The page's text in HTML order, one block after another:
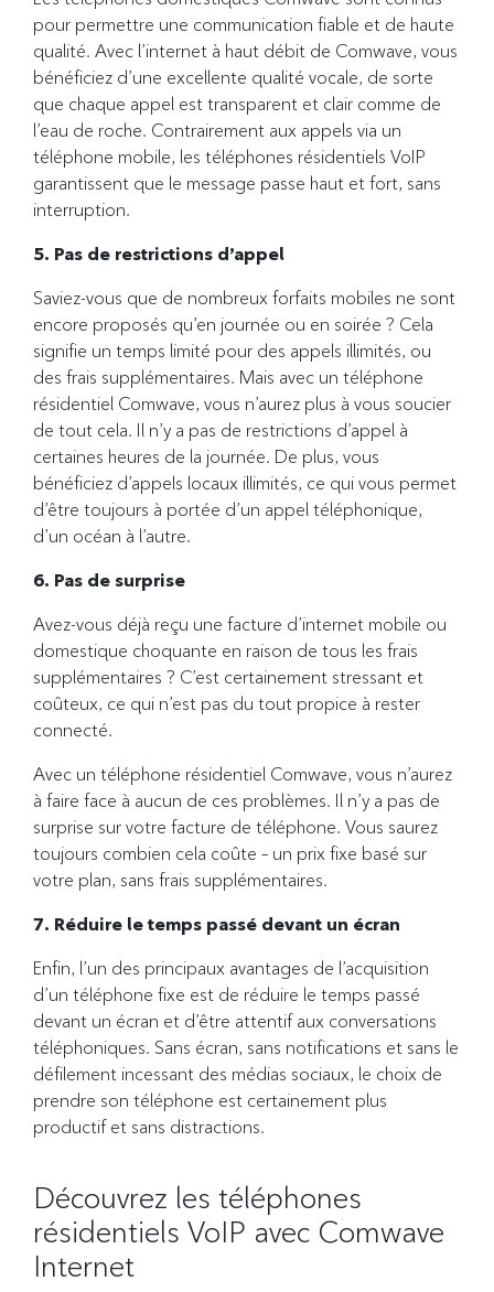
pour permettre une communication fiable et de haute
qualité. Avec l’internet à haut débit de Comwave, vous
bénéficiez d’une excellente qualité vocale, de sorte
que chaque appel est transparent et clair comme de
l’eau de roche. Contrairement aux appels via un
téléphone mobile, les téléphones résidentiels VoIP
garantissent que le message passe haut et fort, sans
interruption.
5. Pas de restrictions d’appel
Saviez-vous que de nombreux forfaits mobiles ne sont
encore proposés qu’en journée ou en soirée ? Cela
signifie un temps limité pour des appels illimités, ou
des frais supplémentaires. Mais avec un téléphone
résidentiel Comwave, vous n’aurez plus à vous soucier
de tout cela. Il n’y a pas de restrictions d’appel à
certaines heures de la journée. De plus, vous
bénéficiez d’appels locaux illimités, ce qui vous permet
d’être toujours à portée d’un appel téléphonique,
d’un océan à l’autre.
6. Pas de surprise
Avez-vous déjà reçu une facture d’internet mobile ou
domestique choquante en raison de tous les frais
supplémentaires ? C’est certainement stressant et
coûteux, ce qui n’est pas du tout propice à rester
connecté.
Avec un téléphone résidentiel Comwave, vous n’aurez
à faire face à aucun de ces problèmes. Il n’y a pas de
surprise sur votre facture de téléphone. Vous saurez
toujours combien cela coûte – un prix fixe basé sur
votre plan, sans frais supplémentaires.
7. Réduire le temps passé devant un écran
Enfin, l’un des principaux avantages de l’acquisition
d’un téléphone fixe est de réduire le temps passé
devant un écran et d’être attentif aux conversations
téléphoniques. Sans écran, sans notifications et sans le
défilement incessant des médias sociaux, le choix de
prendre son téléphone est certainement plus
productif et sans distractions.
Découvrez les téléphones
résidentiels VoIP avec Comwave
Internet